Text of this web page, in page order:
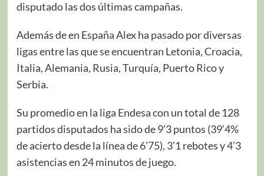
disputado las dos últimas campañas.
Además de en España Alex ha pasado por diversas
ligas entre las que se encuentran Letonia, Croacia,
Italia, Alemania, Rusia, Turquía, Puerto Rico y
Serbia.
Su promedio en la liga Endesa con un total de 128
partidos disputados ha sido de 9’3 puntos (39’4%
de acierto desde la línea de 6’75), 3’1 rebotes y 4’3
asistencias en 24 minutos de juego.